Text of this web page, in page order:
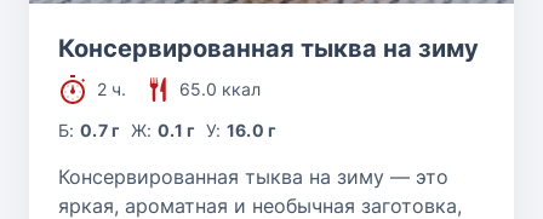
Консервированная тыква на зиму
2 ч.
65.0 ккал
Б:0.7 г Ж: 0.1 г У: 16.0 г
Консервированная тыква на зиму — это
яркая, ароматная и необычная заготовка,